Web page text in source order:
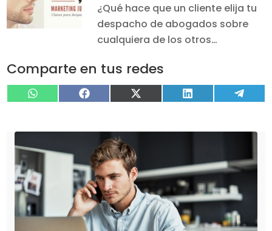
¿Qué hace que un cliente elija tu
despacho de abogados sobre
cualquiera de los otros…
Comparte en tus redes
Compartir
en
WhatsAppCompartir
en
FacebookCompartir
en
X Compartir
en
LinkedIn
en